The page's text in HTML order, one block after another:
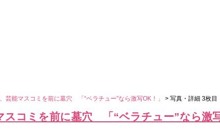
芸能マスコミを前に墓穴 「“ベラチュー”なら激写OK！」 > 写真・詳細 3枚目
スコミを前に墓穴 「“ベラチュー”なら激